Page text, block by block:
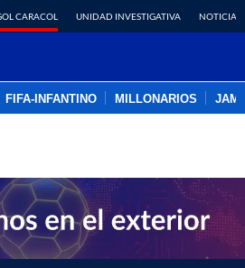
CARACOL UNIDAD INVESTIGATIVA NOTICIAS
FIFA-INFANTINO MILLONARIOS